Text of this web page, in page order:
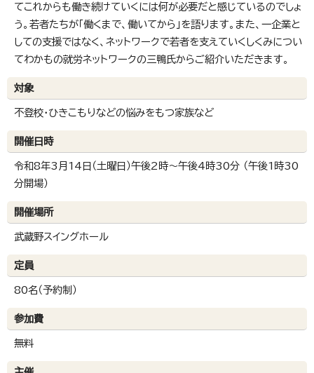
てこれからも働き続けていくには何が必要だと感じているのでしょ
う。若者たちが「働くまで、働いてから」を語ります。また、一企業と
しての支援ではなく、ネットワークで若者を支えていくしくみについ
てわかもの就労ネットワークの三鴨氏からご紹介いただきます。
対象
不登校・ひきこもりなどの悩みをもつ家族など
開催日時
令和8年3月14日（土曜日）午後2時～午後4時30分 （午後1時30
分開場）
開催場所
武蔵野スイングホール
定員
80名（予約制）
参加費
無料